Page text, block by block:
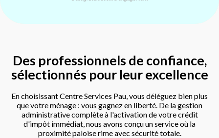
Des professionnels de confiance,
sélectionnés pour leur excellence
En choisissant Centre Services Pau, vous déléguez bien plus
que votre ménage : vous gagnez en liberté. De la gestion
administrative complète à l'activation de votre crédit
d'impôt immédiat, nous avons conçu un service où la
proximité paloise rime avec sécurité totale.